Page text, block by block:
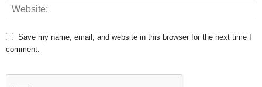
Save my name, email, and website in this browser for the next time I
comment.